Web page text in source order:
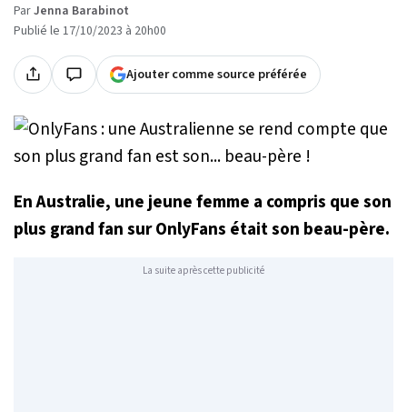
ParJenna Barabinot
Publié le 17/10/2023 à 20h00
Ajouter comme source préférée
En Australie, une jeune femme a compris que son
plus grand fan sur OnlyFans était son beau-père.
La suite après cette publicité